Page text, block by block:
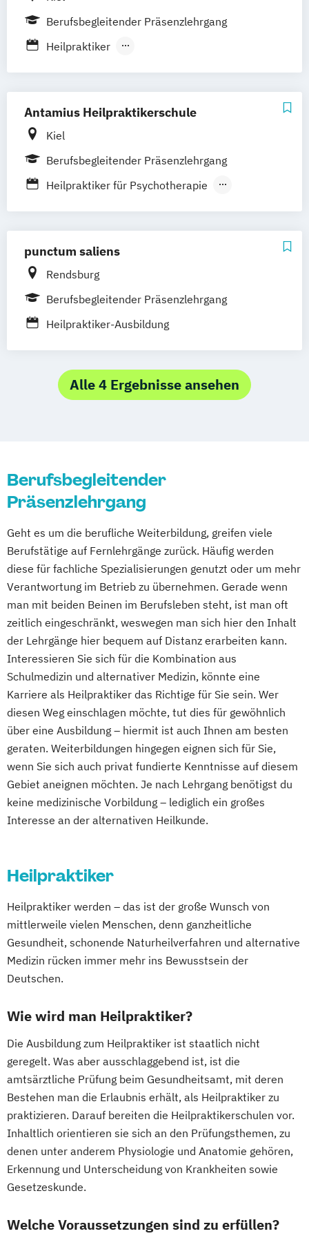
Rosenheim Rostock Saarbrücken
Siegen Stuttgart
Osteopathie Ausbildung
Psychologische Beratung
Berufsbegleitender Präsenzlehrgang
Heilpraktiker
Antamius Heilpraktikerschule
Kiel
Berufsbegleitender Präsenzlehrgang
Heilpraktiker für Psychotherapie
punctum saliens
Rendsburg
Berufsbegleitender Präsenzlehrgang
Heilpraktiker-Ausbildung
Alle 4 Ergebnisse ansehen
Berufsbegleitender
Präsenzlehrgang
Geht es um die berufliche Weiterbildung, greifen viele
Berufstätige auf Fernlehrgänge zurück. Häufig werden
diese für fachliche Spezialisierungen genutzt oder um mehr
Verantwortung im Betrieb zu übernehmen. Gerade wenn
man mit beiden Beinen im Berufsleben steht, ist man oft
zeitlich eingeschränkt, weswegen man sich hier den Inhalt
der Lehrgänge hier bequem auf Distanz erarbeiten kann.
Interessieren Sie sich für die Kombination aus
Schulmedizin und alternativer Medizin, könnte eine
Karriere als Heilpraktiker das Richtige für Sie sein. Wer
diesen Weg einschlagen möchte, tut dies für gewöhnlich
über eine Ausbildung – hiermit ist auch Ihnen am besten
geraten. Weiterbildungen hingegen eignen sich für Sie,
wenn Sie sich auch privat fundierte Kenntnisse auf diesem
Gebiet aneignen möchten. Je nach Lehrgang benötigst du
keine medizinische Vorbildung – lediglich ein großes
Interesse an der alternativen Heilkunde.
Heilpraktiker
Heilpraktiker werden – das ist der große Wunsch von
mittlerweile vielen Menschen, denn ganzheitliche
Gesundheit, schonende Naturheilverfahren und alternative
Medizin rücken immer mehr ins Bewusstsein der
Deutschen.
Wie wird man Heilpraktiker?
Die Ausbildung zum Heilpraktiker ist staatlich nicht
geregelt. Was aber ausschlaggebend ist, ist die
amtsärztliche Prüfung beim Gesundheitsamt, mit deren
Bestehen man die Erlaubnis erhält, als Heilpraktiker zu
praktizieren. Darauf bereiten die Heilpraktikerschulen vor.
Inhaltlich orientieren sie sich an den Prüfungsthemen, zu
denen unter anderem Physiologie und Anatomie gehören,
Erkennung und Unterscheidung von Krankheiten sowie
Gesetzeskunde.
Welche Voraussetzungen sind zu erfüllen?